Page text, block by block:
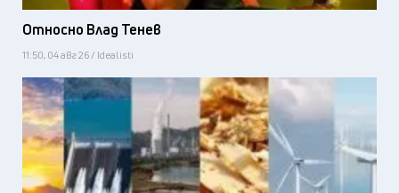
Относно Влад Тенев
11:50, 04 авг 26 / Idealisti